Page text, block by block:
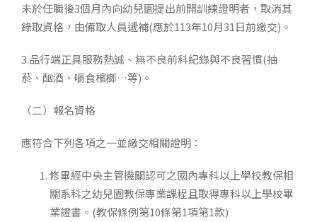
未於任職後3個月內向幼兒園提出前開訓練證明者，取消其
錄取資格，由備取人員遞補(應於113年10月31日前繳交)。
3.品行端正具服務熱誠、無不良前科紀錄與不良習慣(抽
菸、酗酒、嚼食檳榔…等)。
（二）報名資格
應符合下列各項之一並繳交相關證明：
修畢經中央主管機關認可之國內專科以上學校教保相
關系科之幼兒園教保專業課程且取得專科以上學校畢
業證書。(教保條例第10條第1項第1款)